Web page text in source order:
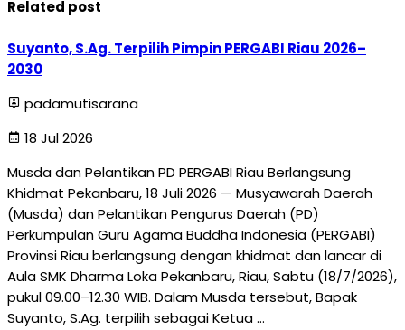
Related post
Suyanto, S.Ag. Terpilih Pimpin PERGABI Riau 2026–
2030
padamutisarana
18 Jul 2026
Musda dan Pelantikan PD PERGABI Riau Berlangsung
Khidmat Pekanbaru, 18 Juli 2026 — Musyawarah Daerah
(Musda) dan Pelantikan Pengurus Daerah (PD)
Perkumpulan Guru Agama Buddha Indonesia (PERGABI)
Provinsi Riau berlangsung dengan khidmat dan lancar di
Aula SMK Dharma Loka Pekanbaru, Riau, Sabtu (18/7/2026),
pukul 09.00–12.30 WIB. Dalam Musda tersebut, Bapak
Suyanto, S.Ag. terpilih sebagai Ketua …